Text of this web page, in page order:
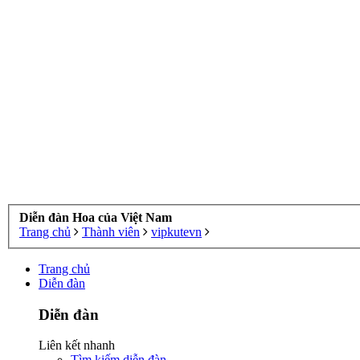
Diễn đàn Hoa của Việt Nam
Trang chủ
Thành viên vipkutevn
Trang chủ
Diễn đàn
Diễn đàn
Liên kết nhanh